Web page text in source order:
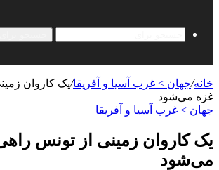
خانه/جهان > غرب آسیا و آفریقا/یک کاروان
غزه می‌شود
جهان > غرب آسیا و آفریقا
یک کاروان زمینی از تونس
می‌شود